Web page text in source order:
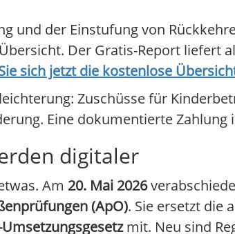
und der Einstufung von
Der Gratis-Report liefert
sich jetzt die kostenlose
Zuschüsse für
Eine dokumentierte
digitaler
Am 20. Mai 2026
(ApO). Sie ersetzt die
Umsetzungsgesetzmit. Neu sind